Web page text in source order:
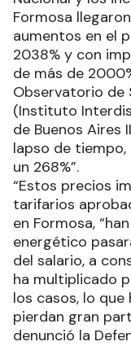
Formosa
aumentos en el
2038% y con
de más de
Observatorio de
(Instituto
de Buenos Aires
lapso de
un 268%”.
“Estos precios
tarifarios
en Formosa,
energético
del salario, a
ha multiplicado
los casos, lo
pierdan gran
denunció la